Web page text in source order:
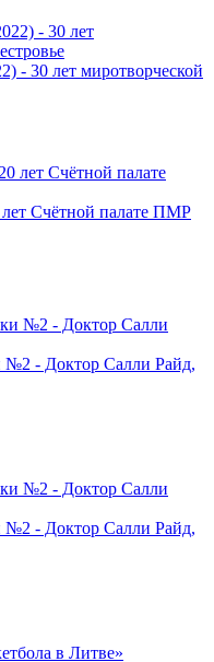
- 30 лет миротворческой
лет Счётной палате ПМР
- Доктор Салли Райд,
- Доктор Салли Райд,